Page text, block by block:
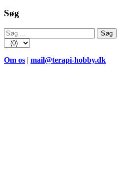
Søg
Søg
efter:
Om os | mail@terapi-hobby.dk